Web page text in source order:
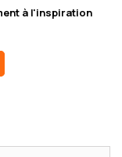
à l'inspiration